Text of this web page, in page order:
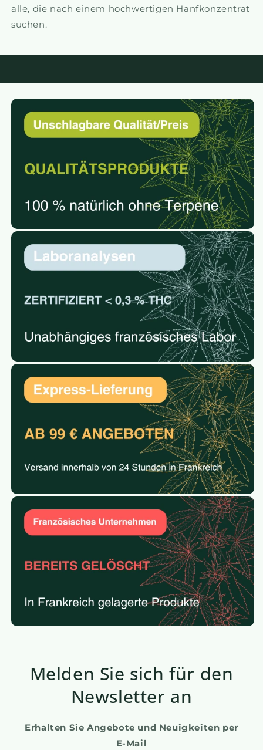
alle, die nach einem hochwertigen Hanfkonzentrat
suchen.
Melden Sie sich für den
Newsletter an
Erhalten Sie Angebote und Neuigkeiten per
E-Mail